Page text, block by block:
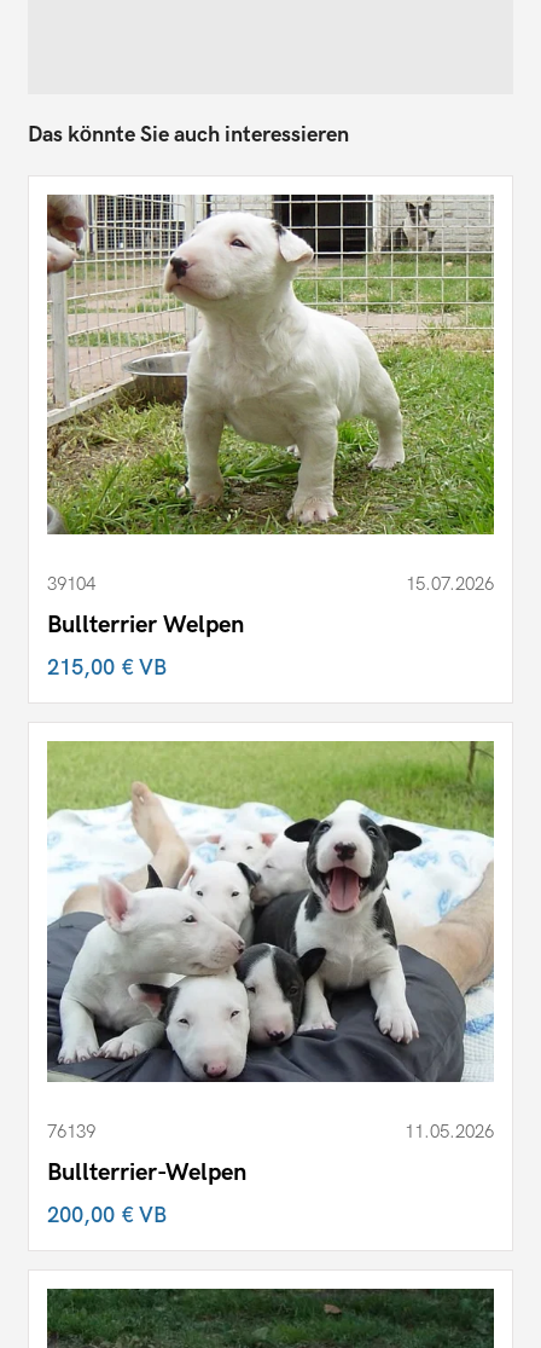
Das könnte Sie auch interessieren
39104 15.07.2026
Bullterrier Welpen
215,00 €VB
76139 11.05.2026
Bullterrier-Welpen
200,00 €VB